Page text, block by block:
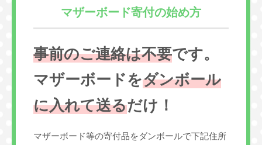
マザーボード寄付の始め方
事前のご連絡は不要です。
マザーボードをダンボール
に入れて送るだけ！
マザーボード等の寄付品をダンボールで下記住所